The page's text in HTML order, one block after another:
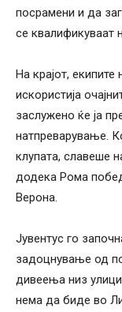
посрамени и да
се квалификуваат
На крајот,
искористија
заслужено ќе ја
натпреварување.
клупата, славеше
додека Рома
Верона.
Јувентус го
задоцнување од
дивеења низ
нема да биде во